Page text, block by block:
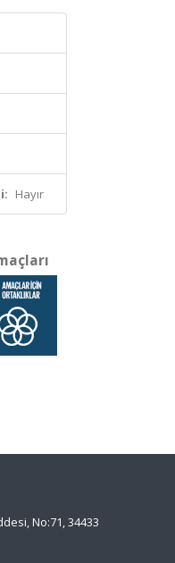
Hayır
No:71, 34433